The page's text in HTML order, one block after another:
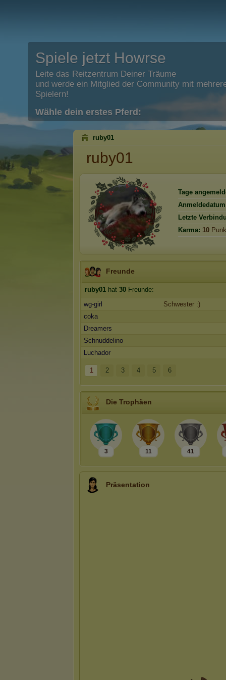
Spiele jetzt Howrse
Leite das Reitzentrum Deiner Träume
und werde ein Mitglied der Community mit
Spielern!
Wähle dein erstes Pferd:
ruby01
ruby01
Tage
Letzte
Karma: 10
Freunde
ruby01 hat 30 Freunde:
wg-girl
Schwester :)
coka
Dreamers
Schnuddelino
Luchador
1 2 3 4 5 6
Die Trophäen
3 11 41
Präsentation